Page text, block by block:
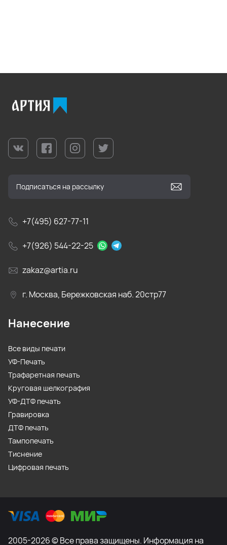
+7(495) 627-77-11
+7(926) 544-22-25
zakaz@artia.ru
г. Москва, Бережковская наб. 20стр77
Нанесение
Все виды печати
УФ-Печать
Трафаретная печать
Круговая шелкография
УФ-ДТФ печать
Гравировка
ДТФ печать
Тампопечать
Тиснение
Цифровая печать
2005-2026 © Все права защищены. Информация на